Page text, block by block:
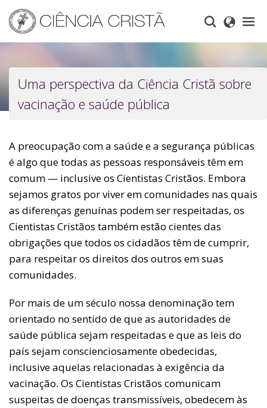
main
content
Uma perspectiva da Ciência Cristã sobre
vacinação e saúde pública
A preocupação com a saúde e a segurança públicas
é algo que todas as pessoas responsáveis têm em
comum — inclusive os Cientistas Cristãos. Embora
sejamos gratos por viver em comunidades nas quais
as diferenças genuínas podem ser respeitadas, os
Cientistas Cristãos também estão cientes das
obrigações que todos os cidadãos têm de cumprir,
para respeitar os direitos dos outros em suas
comunidades.
Por mais de um século nossa denominação tem
orientado no sentido de que as autoridades de
saúde pública sejam respeitadas e que as leis do
país sejam conscienciosamente obedecidas,
inclusive aquelas relacionadas à exigência da
vacinação. Os Cientistas Cristãos comunicam
suspeitas de doenças transmissíveis, obedecem às